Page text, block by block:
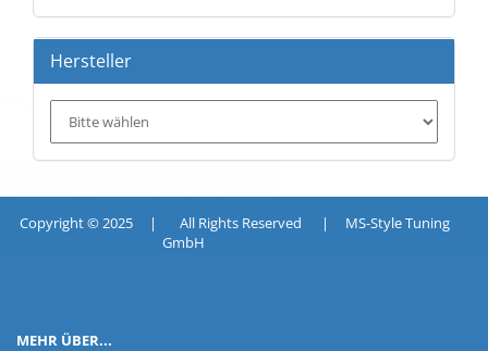
Hersteller
Copyright © 2025 | All Rights Reserved | MS-Style Tuning
GmbH
MEHR ÜBER...